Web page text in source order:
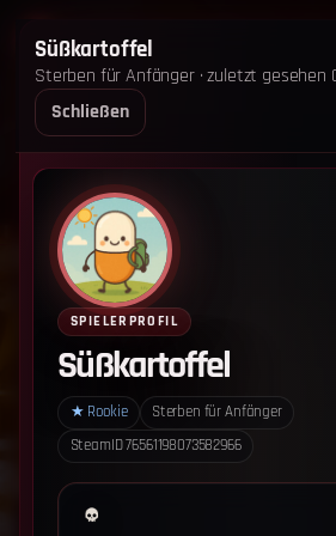
STERBEN FÜR ANFÄNGER
STARTSEITE
ANKÜNDIGUNGEN
LOGIN
‹ Zurück zum Leaderboard
Süßkartoffel
Sterben für Anfänger · zuletzt gesehen
Schließen
SPIELERPROFIL
Süßkartoffel
★ Rookie
Sterben für Anfänger
SteamID76561198073582966
ImpressumDatenschutz
Cookie-
Sterben für Anfänger - Alle Rechte
Datenschutz-Einstellungen